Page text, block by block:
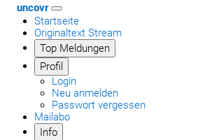
uncovr
Startseite
Originaltext Stream
Top Meldungen
Profil
Login
Neu anmelden
Passwort vergessen
Mailabo
Info